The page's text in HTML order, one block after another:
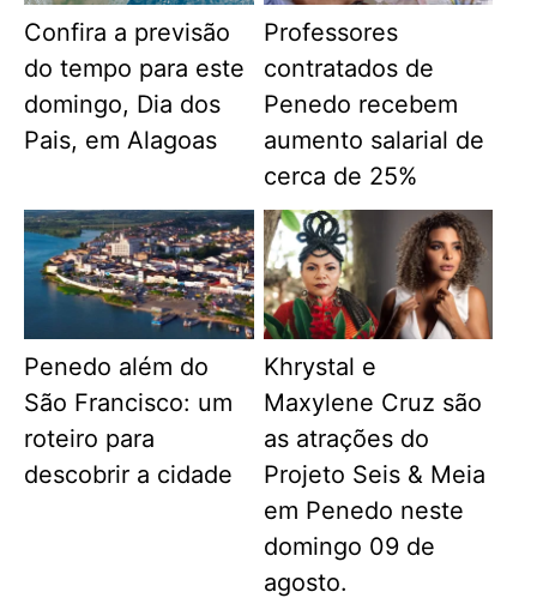
Confira a previsão
do tempo para este
domingo, Dia dos
Pais, em Alagoas
Professores
contratados de
Penedo recebem
aumento salarial de
cerca de 25%
Penedo além do
São Francisco: um
roteiro para
descobrir a cidade
Khrystal e
Maxylene Cruz são
as atrações do
Projeto Seis & Meia
em Penedo neste
domingo 09 de
agosto.